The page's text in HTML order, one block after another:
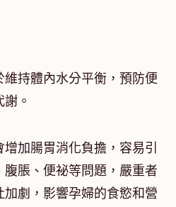
維持體內水分平衡，預防便
。
加腸胃消化負擔，容易引
腹脹、便祕等問題，嚴重者
加劇，影響孕婦的食慾和營